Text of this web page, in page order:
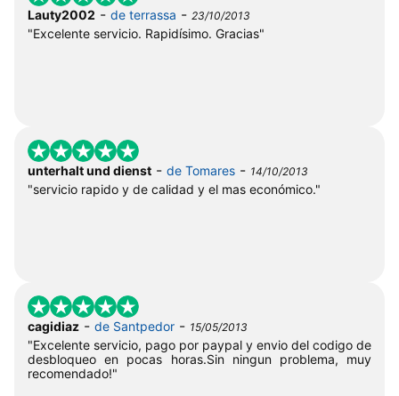
Lauty2002 - de terrassa - 23/10/2013
"Excelente servicio. Rapidísimo. Gracias"
unterhalt und dienst - de Tomares - 14/10/2013
"servicio rapido y de calidad y el mas económico."
cagidiaz - de Santpedor - 15/05/2013
"Excelente servicio, pago por paypal y envio del codigo de
desbloqueo en pocas horas.Sin ningun problema, muy
recomendado!"